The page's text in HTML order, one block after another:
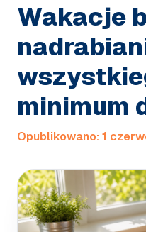
Wakacje
minimum
Opublikowano:1